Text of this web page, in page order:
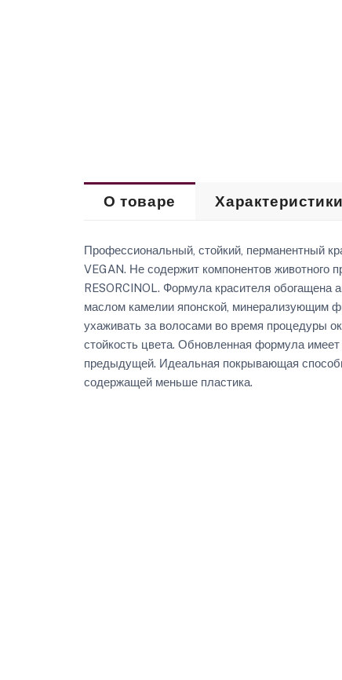
О товаре Характеристики
Профессиональный, стойкий, перманентный
VEGAN. Не содержит компонентов животного
RESORCINOL. Формула красителя обогащена
маслом камелии японской, минерализующим
ухаживать за волосами во время процедуры
стойкость цвета. Обновленная формула
предыдущей. Идеальная покрывающая
содержащей меньше пластика.